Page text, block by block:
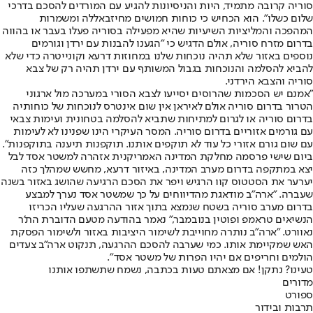
סוריה קרובה מתמיד, היות והניסיונות להגיע עם המורדים להסכם בדרכי
שלום כשלו״. הוא הכחיש כי כוחות חמושים מחיזבאללה ומשמרות
המהפכה והמליציות השיעיות שהיא מפעילה בסוריה פעלו בעבר או בהווה
בדרום מזרח סוריה, אולם הדגיש כי ״הגענו להבנות עם ירדן וגורמים
נוספים באזור שלא תהיה נוכחות שלנו במחוזות דרעא וקונייטרה כדי שלא
להביא להסלמה והנוכחות בגבול המשותף עם ירדן תהיה רק של צבא
סוריה והצבא הירדני.
"אמנם יש הסכמות שהרוסים יסייעו לצבא הסורי במערכה מול ארגוני
הטרור בדרום סוריה אולם לאיראן אין שום אינטרס לנוכחות של כוחותיה
בדרום סוריה או לגרום למתיחות שתביא להסלמה בטחונית ועימות צבאי
עם גורמים אזוריים בדרום סוריה. המסר העיקרי הינו שפנינו לא לעימות
עם שום גורם אזורי כל עוד לא תוקפים אותנו. תוקפנות תיענה בתוקפנות״.
ביום שישי פרסמה מחלקת המדינה האמריקנית אזהרה למשטר אסד לבל
יצא במתקפה בדרום מערב המדינה, באיזור דרעא, מחשש שמהלך כזה
יערער את הסטטוס קוו הרגיש ויפר את הסכם הרגיעה שהושג באזור בשנה
שעברה. "ארה"ב מודאגת מהדיווחים על כך שמשטר אסד נערך למבצע
בדרום מערב סוריה בשטח שנמצא בתוך אזור ההרגעה שעליו הכריזו
הנשיאים טראמפ ופוטין בנובמבר," נאמר בהודעה מטעם הדוברת הת'ר
נאוורט. "ארה"ב נותרה מחוייבת לשימור היציבות באזור ולשימור הפסקת
האש שמקיימת אותו. כמי שערבה להסכם ההרגעה, תנקוט ארה"ב צעדים
הולמים וחריפים אם יהיו הפרות של משטר אסד".
טעינו? נתקן! אם מצאתם טעות בכתבה, נשמח שתשתפו אותנו
מדורים
ספורט
תרבות ובידור